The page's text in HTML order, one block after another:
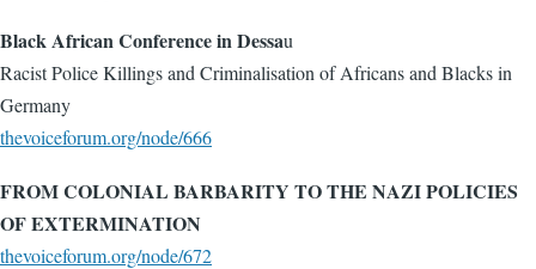
Black African Conference in Dessau
Racist Police Killings and Criminalisation of Africans and Blacks in
Germany
thevoiceforum.org/node/666
FROM COLONIAL BARBARITY TO THE NAZI POLICIES
OF EXTERMINATION
thevoiceforum.org/node/672